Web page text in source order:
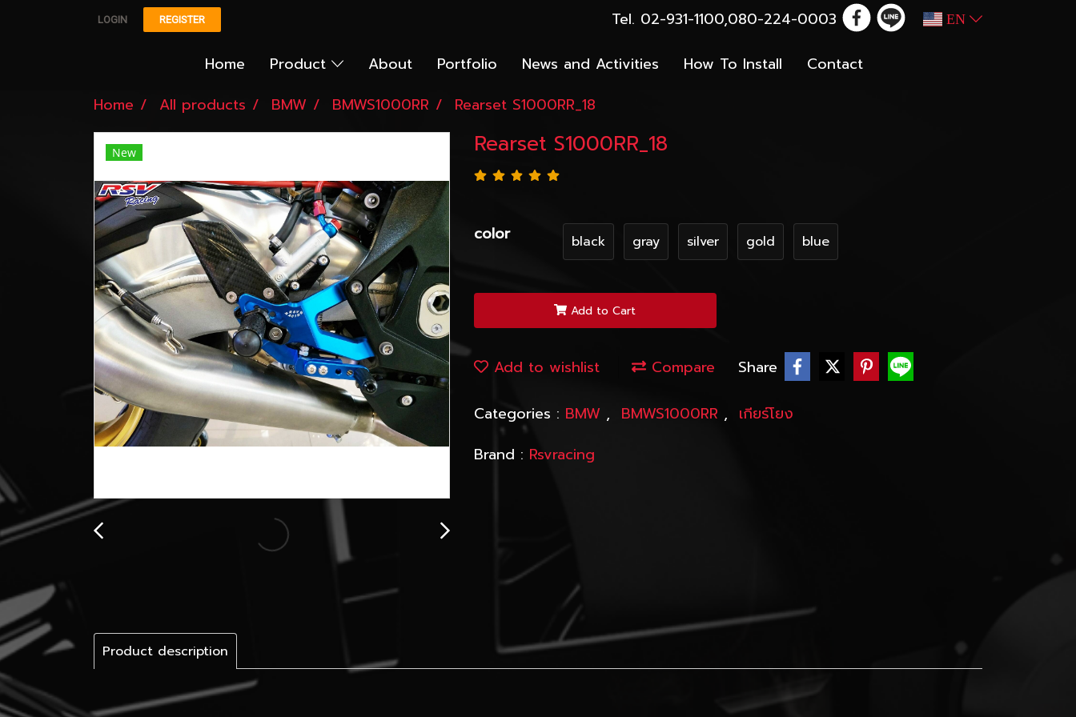
LOGIN REGISTER Tel. 02-931-1100,080-224-0003 EN
Home Product About Portfolio News and Activities How To Install
Contact
Home
All products BMW BMWS1000RR Rearset S1000RR_18
New Rearset S1000RR_18
color black gray silver gold blue
Add to Cart
Add to wishlist Compare Share
Categories : BMW , BMWS1000RR , เกียร์โยง
Brand : Rsvracing
Product description